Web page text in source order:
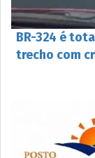
BR-324 é
trecho com